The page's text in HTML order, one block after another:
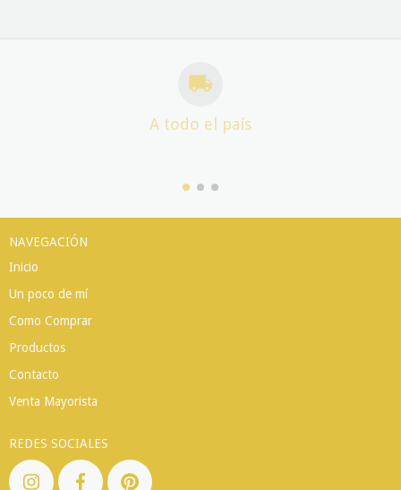
A todo el país
NAVEGACIÓN
Inicio
Un poco de mí
Como Comprar
Productos
Contacto
Venta Mayorista
REDES SOCIALES